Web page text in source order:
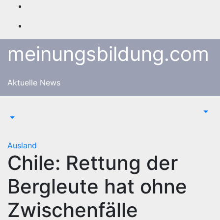
springen
meinungsbildung.com
Aktuelle News
Ausland
Chile: Rettung der
Bergleute hat ohne
Zwischenfälle